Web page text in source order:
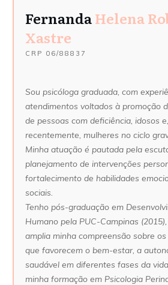
FernandaHelena
Xastre
CRP 06/88837
Sou psicóloga graduada, com
atendimentos voltados à promoção
de pessoas com deficiência, idosos
recentemente, mulheres no ciclo
Minha atuação é pautada pela
planejamento de intervenções
fortalecimento de habilidades
sociais.
Tenho pós-graduação em
Humano pela PUC-Campinas
amplia minha compreensão sobre
que favorecem o bem-estar, a
saudável em diferentes fases da
minha formação em Psicologia